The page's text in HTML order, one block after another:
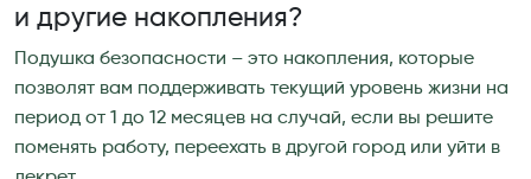
и другие накопления?
Подушка безопасности – это накопления, которые
позволят вам поддерживать текущий уровень жизни на
период от 1 до 12 месяцев на случай, если вы решите
поменять работу, переехать в другой город или уйти в